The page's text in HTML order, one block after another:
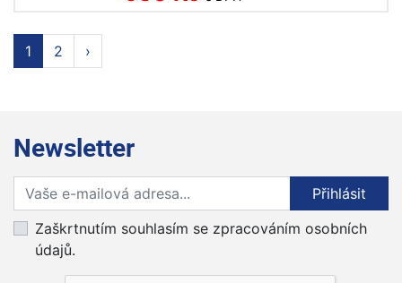
1 2 ›
Newsletter
Přihlaste se k odběru novinek
Přihlásit
Zaškrtnutím souhlasím se zpracováním osobních
údajů.